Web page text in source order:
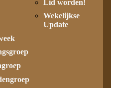
Lid worden!
Wekelijkse
Update